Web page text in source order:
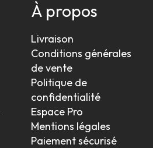
À propos
Livraison
Conditions générales
de vente
Politique de
confidentialité
Espace Pro
Mentions légales
Paiement sécurisé